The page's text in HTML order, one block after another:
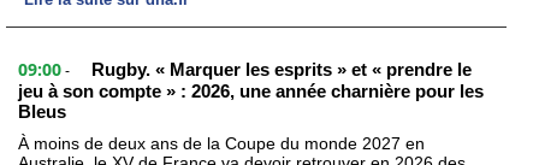
09:00 -
Rugby. « Marquer les esprits » et « prendre le
jeu à son compte » : 2026, une année charnière pour les
Bleus
À moins de deux ans de la Coupe du monde 2027 en